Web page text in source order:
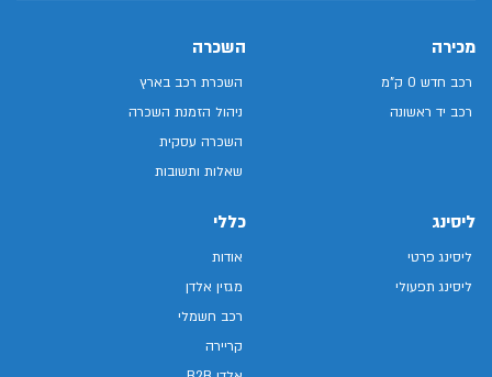
מכירה
רכב חדש 0 ק"מ
רכב יד ראשונה
השכרה
השכרת רכב בארץ
ניהול הזמנת השכרה
השכרה עסקית
שאלות ותשובות
ליסינג
ליסינג פרטי
ליסינג תפעולי
כללי
אודות
מגזין אלדן
רכב חשמלי
קריירה